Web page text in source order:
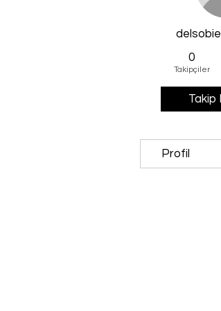
0
Takipçiler
Takip
Profil